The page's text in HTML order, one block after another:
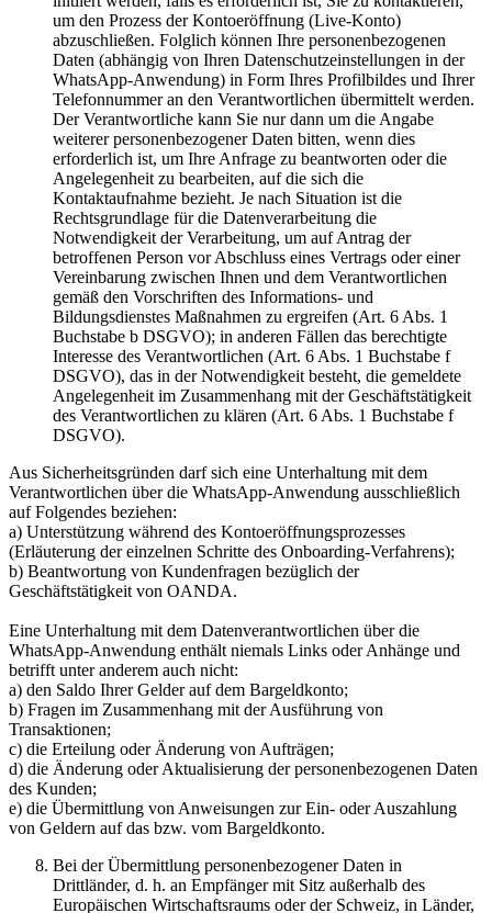
um den Prozess der Kontoeröffnung (Live-Konto)
abzuschließen. Folglich können Ihre personenbezogenen
Daten (abhängig von Ihren Datenschutzeinstellungen in der
WhatsApp-Anwendung) in Form Ihres Profilbildes und Ihrer
Telefonnummer an den Verantwortlichen übermittelt werden.
Der Verantwortliche kann Sie nur dann um die Angabe
weiterer personenbezogener Daten bitten, wenn dies
erforderlich ist, um Ihre Anfrage zu beantworten oder die
Angelegenheit zu bearbeiten, auf die sich die
Kontaktaufnahme bezieht. Je nach Situation ist die
Rechtsgrundlage für die Datenverarbeitung die
Notwendigkeit der Verarbeitung, um auf Antrag der
betroffenen Person vor Abschluss eines Vertrags oder einer
Vereinbarung zwischen Ihnen und dem Verantwortlichen
gemäß den Vorschriften des Informations- und
Bildungsdienstes Maßnahmen zu ergreifen (Art. 6 Abs. 1
Buchstabe b DSGVO); in anderen Fällen das berechtigte
Interesse des Verantwortlichen (Art. 6 Abs. 1 Buchstabe f
DSGVO), das in der Notwendigkeit besteht, die gemeldete
Angelegenheit im Zusammenhang mit der Geschäftstätigkeit
des Verantwortlichen zu klären (Art. 6 Abs. 1 Buchstabe f
DSGVO).
Aus Sicherheitsgründen darf sich eine Unterhaltung mit dem
Verantwortlichen über die WhatsApp-Anwendung ausschließlich
auf Folgendes beziehen:
a) Unterstützung während des Kontoeröffnungsprozesses
(Erläuterung der einzelnen Schritte des Onboarding-Verfahrens);
b) Beantwortung von Kundenfragen bezüglich der
Geschäftstätigkeit von OANDA.
Eine Unterhaltung mit dem Datenverantwortlichen über die
WhatsApp-Anwendung enthält niemals Links oder Anhänge und
betrifft unter anderem auch nicht:
a) den Saldo Ihrer Gelder auf dem Bargeldkonto;
b) Fragen im Zusammenhang mit der Ausführung von
Transaktionen;
c) die Erteilung oder Änderung von Aufträgen;
d) die Änderung oder Aktualisierung der personenbezogenen Daten
des Kunden;
e) die Übermittlung von Anweisungen zur Ein- oder Auszahlung
von Geldern auf das bzw. vom Bargeldkonto.
Bei der Übermittlung personenbezogener Daten in
Drittländer, d. h. an Empfänger mit Sitz außerhalb des
Europäischen Wirtschaftsraums oder der Schweiz, in Länder,